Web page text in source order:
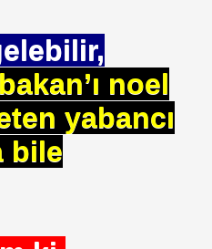
noel
yabancı
bile
Yokolışlarının Hikayesini